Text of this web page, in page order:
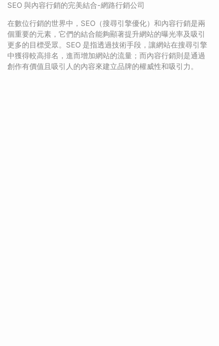
SEO 與內容行銷的完美結合-網路行銷公司
在數位行銷的世界中，SEO（搜尋引擎優化）和內容行銷是兩
個重要的元素，它們的結合能夠顯著提升網站的曝光率及吸引
更多的目標受眾。SEO 是指透過技術手段，讓網站在搜尋引擎
中獲得較高排名，進而增加網站的流量；而內容行銷則是通過
創作有價值且吸引人的內容來建立品牌的權威性和吸引力。